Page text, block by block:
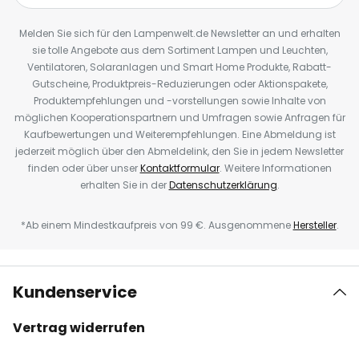
Melden Sie sich für den Lampenwelt.de Newsletter an und erhalten
sie tolle Angebote aus dem Sortiment Lampen und Leuchten,
Ventilatoren, Solaranlagen und Smart Home Produkte, Rabatt-
Gutscheine, Produktpreis-Reduzierungen oder Aktionspakete,
Produktempfehlungen und -vorstellungen sowie Inhalte von
möglichen Kooperationspartnern und Umfragen sowie Anfragen für
Kaufbewertungen und Weiterempfehlungen. Eine Abmeldung ist
jederzeit möglich über den Abmeldelink, den Sie in jedem Newsletter
finden oder über unserKontaktformular. Weitere Informationen
erhalten Sie in derDatenschutzerklärung.
*Ab einem Mindestkaufpreis von 99 €. AusgenommeneHersteller.
Kundenservice
Vertrag widerrufen